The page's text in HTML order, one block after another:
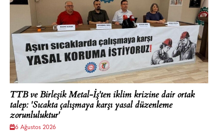
TTB ve Birleşik Metal-İş'ten iklim krizine dair ortak
talep: 'Sıcakta çalışmaya karşı yasal düzenleme
zorunluluktur'
6 Ağustos 2026